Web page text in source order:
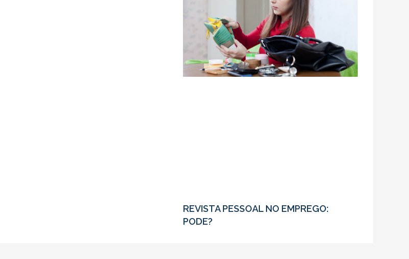
REVISTA PESSOAL NO EMPREGO:
PODE?